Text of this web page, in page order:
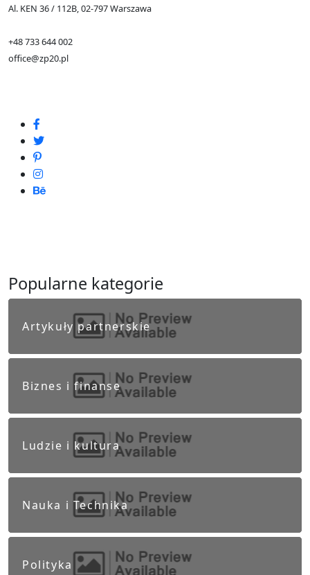
Al. KEN 36 / 112B, 02-797 Warszawa
+48 733 644 002
office@zp20.pl
Popularne kategorie
Artykuły partnerskie
Biznes i finanse
Ludzie i kultura
Nauka i Technika
Polityka